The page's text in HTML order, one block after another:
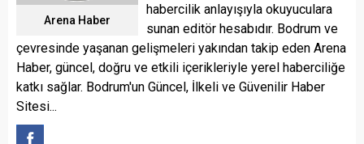
Arena Haber
habercilik anlayışıyla okuyuculara
sunan editör hesabıdır. Bodrum ve
çevresinde yaşanan gelişmeleri yakından takip eden Arena
Haber, güncel, doğru ve etkili içerikleriyle yerel haberciliğe
katkı sağlar. Bodrum'un Güncel, İlkeli ve Güvenilir Haber
Sitesi...